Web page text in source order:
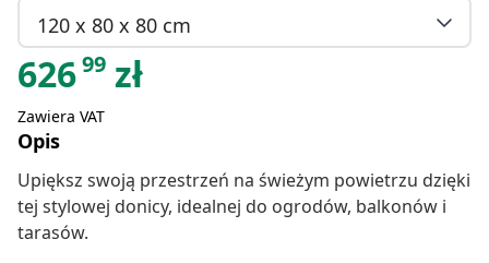
120 x 80 x 80 cm
62699 zł
Zawiera VAT
Opis
Upiększ swoją przestrzeń na świeżym powietrzu dzięki
tej stylowej donicy, idealnej do ogrodów, balkonów i
tarasów.